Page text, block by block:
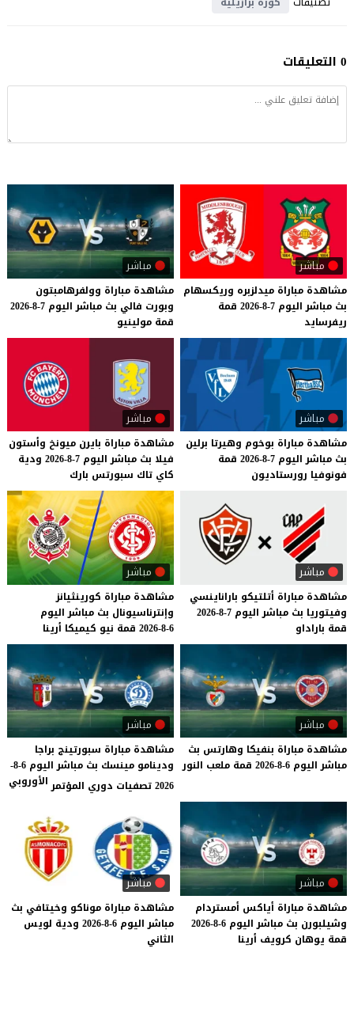
0 التعليقات
مباشر
مشاهدة مباراة ميدلزبره وريكسهام
بث مباشر اليوم 7-8-2026
قمة
ريفرسايد
مباشر
مشاهدة مباراة وولفرهامبتون
وبورت فالي بث مباشر اليوم 7-8-2026
قمة مولينيو
مباشر
مشاهدة مباراة بوخوم وهيرتا برلين
بث مباشر اليوم 7-8-2026
قمة
فونوفيا رورستاديون
مباشر
مشاهدة مباراة بايرن ميونخ وأستون
فيلا بث مباشر اليوم 7-8-2026
ودية
كاي تاك سبورتس بارك
مباشر
مشاهدة مباراة أتلتيكو باراناينسي
وفيتوريا بث مباشر اليوم 7-8-2026
قمة باراداو
مباشر
مشاهدة مباراة كورينثيانز
وإنترناسيونال بث مباشر اليوم
6-8-2026
قمة نيو كيميكا أرينا
مباشر
مشاهدة مباراة بنفيكا وهارتس بث
مباشر اليوم 6-8-2026 قمة ملعب النور
مباشر
مشاهدة مباراة سبورتينج براجا
ودينامو مينسك بث مباشر اليوم 6-8-
2026 تصفيات دوري المؤتمر
الأوروبي
مباشر
مشاهدة مباراة أياكس أمستردام
وشيلبورن بث مباشر اليوم 6-8-2026
قمة يوهان كرويف أرينا
مباشر
مشاهدة مباراة موناكو وخيتافي بث
مباشر اليوم 6-8-2026 ودية لويس
الثاني